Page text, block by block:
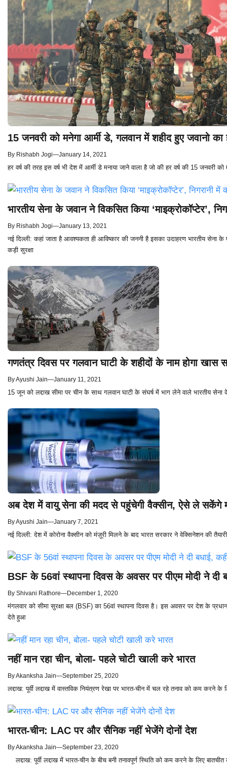
15 जनवरी को मनेगा आर्मी डे, गलवान में शहीद हुए जवानो का
By Rishabh Jogi—January 14, 2021
हर वर्ष की तरह इस वर्ष भी देश में आर्मी डे मनाया जाने वाला है जो की हर वर्ष की 15 जनवरी
भारतीय सेना के जवान ने विकसित किया ‘माइक्रोकॉप्टेर’,
By Rishabh Jogi—January 13, 2021
नई दिल्ली: कहां जाता है आवश्यकता ही आविष्कार की जननी है इसका उदाहरण भारतीय सेना
कड़ी सुरक्षा
गणतंत्र दिवस पर गलवान घाटी के शहीदों के नाम होगा खास
ByAyushi Jain—January 11, 2021
15 जून को लद्दाख सीमा पर चीन के साथ गलवान घाटी के संघर्ष में भाग लेने वाले भारतीय सेना
अब देश में वायु सेना की मदद से पहुंचेगी वैक्सीन, ऐसे ले सकेंगे
ByAyushi Jain—January 7, 2021
नई दिल्ली: देश में कोरोना वैक्सीन को मंज़ूरी मिलने के बाद भारत सरकार ने वेक्सिनेशन की
BSF के 56वां स्थापना दिवस के अवसर पर पीएम मोदी ने दी
By Shivani Rathore—December 1, 2020
मंगलवार को सीमा सुरक्षा बल (BSF) का 56वां स्थापना दिवस है। इस अवसर पर देश के
देते हुआ
नहीं मान रहा चीन, बोला- पहले चोटी खाली करे भारत
ByAkanksha Jain—September 25, 2020
लद्दाख: पूर्वी लद्दाख में वास्तविक नियंत्रण रेखा पर भारत-चीन में चल रहे तनाव को कम करने के
भारत-चीन: LAC पर और सैनिक नहीं भेजेंगे दोनों देश
ByAkanksha Jain—September 23, 2020
लद्दाख: पूर्वी लद्दाख में भारत-चीन के बीच बनी तनावपूर्ण स्थिति को कम करने के लिए